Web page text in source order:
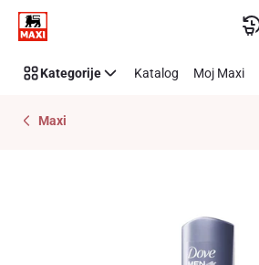
Preskoči link
Kategorije Katalog Moj Maxi
Maxi